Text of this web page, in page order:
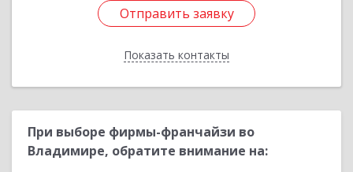
Отправить заявку
Показать контакты
Отправить заявку
Назад
При выборе фирмы-франчайзи во
Владимире, обратите внимание на: